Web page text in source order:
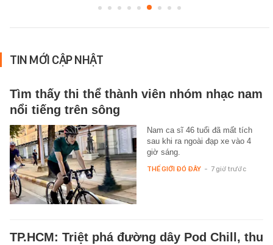
TIN MỚI CẬP NHẬT
Tìm thấy thi thể thành viên nhóm nhạc nam
nổi tiếng trên sông
Nam ca sĩ 46 tuổi đã mất tích
sau khi ra ngoài đạp xe vào 4
giờ sáng.
THẾ GIỚI ĐÓ ĐÂY - 7 giờ trước
TP.HCM: Triệt phá đường dây Pod Chill, thu